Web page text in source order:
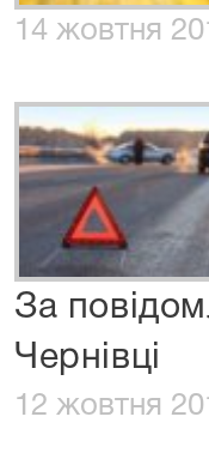
14 жовтня
За
Чернівці
12 жовтня